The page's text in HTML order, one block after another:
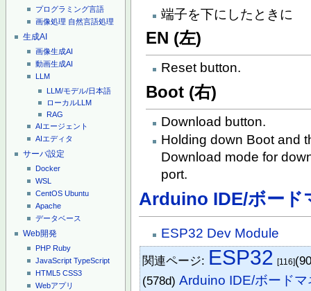
プログラミング言語
画像処理 自然言語処理
生成AI
画像生成AI
動画生成AI
LLM
LLM/モデル/日本語
ローカルLLM
RAG
AIエージェント
AIエディタ
サーバ設定
Docker
WSL
CentOS Ubuntu
Apache
データベース
Web開発
PHP Ruby
JavaScript TypeScript
HTML5 CSS3
Webアプリ
端子を下にしたときに
EN (左)
Reset button.
Boot (右)
Download button.
Holding down Boot and
Download mode for
port.
Arduino IDE/ボード
ESP32 Dev Module
関連ページ: ESP32 [116]
(578d)Arduino IDE/ボードマ